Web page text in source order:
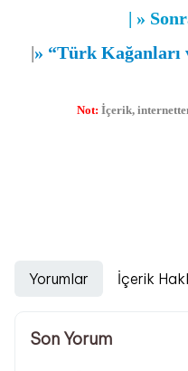
| »
|» “Türk Kağanları
Not: İçerik,
Yorumlar İçerik
Son Yorum